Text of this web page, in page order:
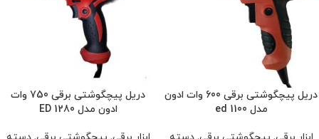
دریل پیچگوشتی برقی 600 وات ادون
مدل ed 1100
دریل پیچگوشتی برقی 750 وات
ادون مدل ED 1280